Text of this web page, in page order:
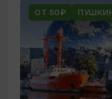
ОТ 50₽